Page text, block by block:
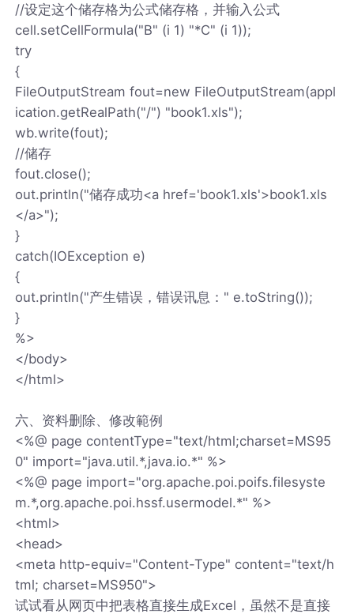
//设定这个储存格为公式储存格，并输入公式
cell.setCellFormula("B" (i 1) "*C" (i 1));
try
{
FileOutputStream fout=new FileOutputStream(appl
ication.getRealPath("/") "book1.xls");
wb.write(fout);
//储存
fout.close();
out.println("储存成功<a href='book1.xls'>book1.xls
</a>");
}
catch(IOException e)
{
out.println("产生错误，错误讯息：" e.toString());
}
%>
</body>
</html>
六、资料删除、修改範例
<%@ page contentType="text/html;charset=MS95
0" import="java.util.*,java.io.*" %>
<%@ page import="org.apache.poi.poifs.filesyste
m.*,org.apache.poi.hssf.usermodel.*" %>
<html>
<head>
<meta http-equiv="Content-Type" content="text/h
tml; charset=MS950">
试试看从网页中把表格直接生成Excel，虽然不是直接